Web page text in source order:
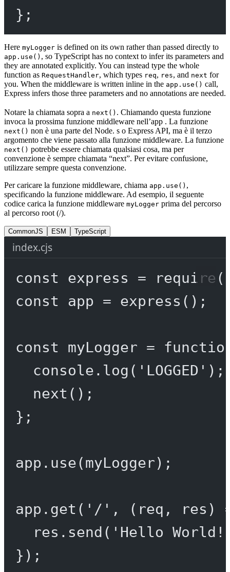
};
Here myLogger is defined on its own rather than passed directly to
app.use() , so TypeScript has no context to infer its parameters and
they are annotated explicitly. You can instead type the whole
function as RequestHandler, which types req, res, and next for
you. When the middleware is written inline in the app.use() call,
Express infers those three parameters and no annotations are needed.
Notare la chiamata sopra a next() . Chiamando questa funzione
invoca la prossima funzione middleware nell’app . La funzione
next() non è una parte del Node. s o Express API, ma è il terzo
argomento che viene passato alla funzione middleware. La funzione
next() potrebbe essere chiamata qualsiasi cosa, ma per
convenzione è sempre chiamata “next”. Per evitare confusione,
utilizzare sempre questa convenzione.
Per caricare la funzione middleware, chiama app.use() ,
specificando la funzione middleware. Ad esempio, il seguente
codice carica la funzione middleware myLogger prima del percorso
al percorso root (/).
CommonJS ESM TypeScript
index.cjs
const express = require (
const
app = express ();
const myLogger =
console. log ( 'LOGGED' );
next ();
};
app. use(myLogger);
app. get ( '/' , ( req , res )
res. send ( 'Hello
});